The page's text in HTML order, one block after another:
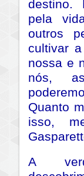
destino.
pela
outros
cultivar
nossa e
nós,
Quanto
isso,
A